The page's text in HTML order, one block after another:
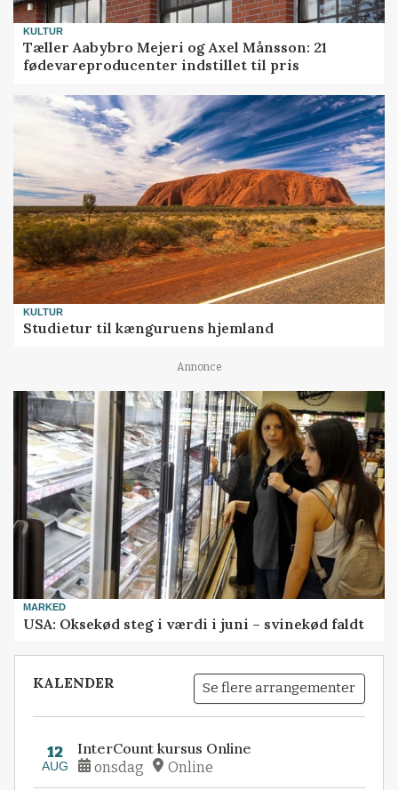
KULTUR
Tæller Aabybro Mejeri og Axel Månsson: 21
fødevareproducenter indstillet til pris
KULTUR
Studietur til kænguruens hjemland
Annonce
MARKED
USA: Oksekød steg i værdi i juni – svinekød faldt
KALENDER Se flere arrangementer
12
AUG
InterCount kursus Online
onsdag Online